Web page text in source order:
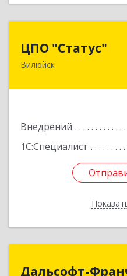
ЦПО "Статус"
Вилюйск
Внедрений
1С:Специалист
677000, Саха /Якутия/
Дальсофт-